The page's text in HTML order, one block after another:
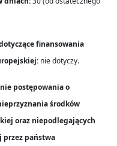
finansowania
nie dotyczy.
postępowania o
środków
oraz niepodlegających
przez państwa